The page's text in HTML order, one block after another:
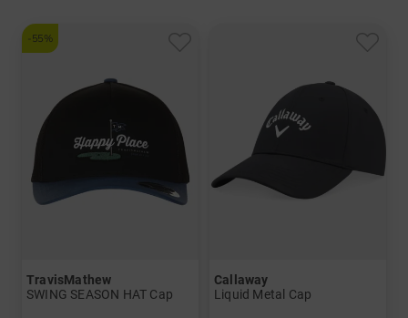
-55%
TravisMathew
SWING SEASON HAT Cap
Callaway
Liquid Metal Cap